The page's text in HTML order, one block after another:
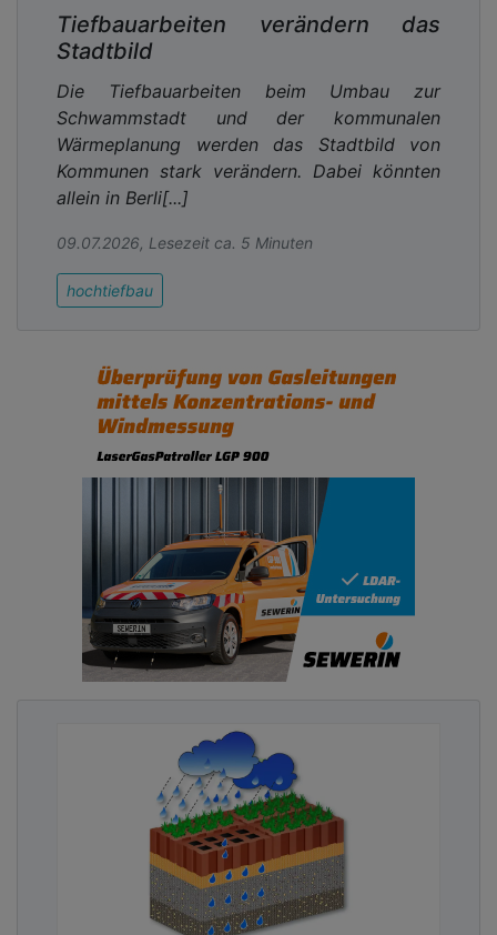
Tiefbauarbeiten verändern das
Stadtbild
Die Tiefbauarbeiten beim Umbau zur
Schwammstadt und der kommunalen
Wärmeplanung werden das Stadtbild von
Kommunen stark verändern. Dabei könnten
allein in Berli[...]
09.07.2026, Lesezeit ca. 5 Minuten
hochtiefbau